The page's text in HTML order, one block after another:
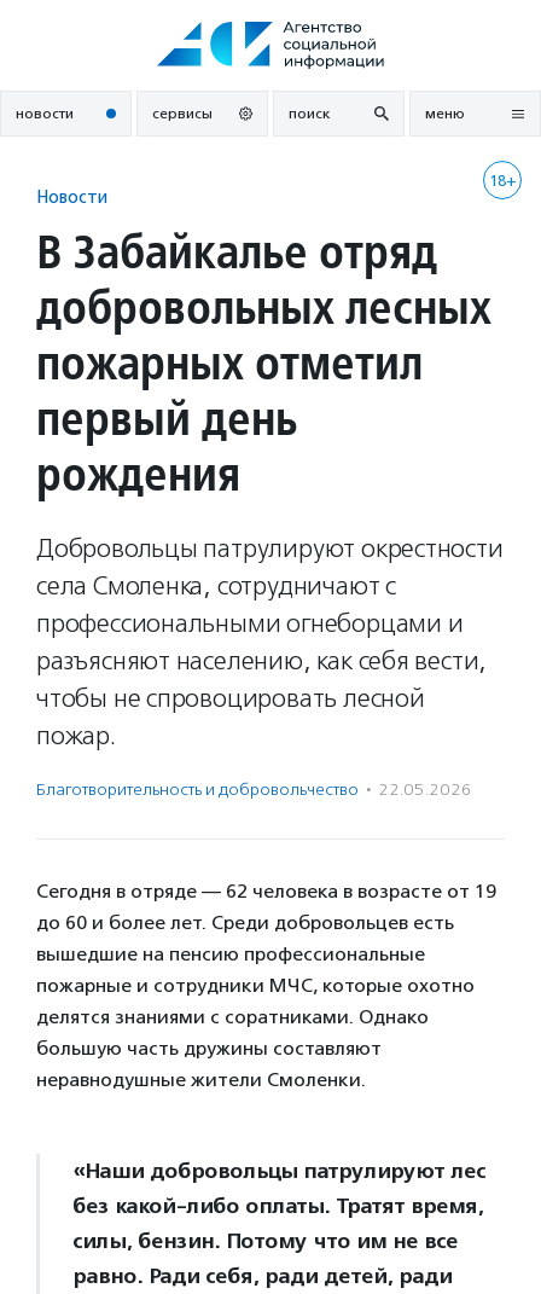
новости сервисы поиск меню
18+
Новости
В Забайкалье отряд
добровольных лесных
пожарных отметил
первый день
рождения
Добровольцы патрулируют окрестности
села Смоленка, сотрудничают с
профессиональными огнеборцами и
разъясняют населению, как себя вести,
чтобы не спровоцировать лесной
пожар.
Благотвори­тель­ность и доброволь­чест­во · 22.05.2026
Сегодня в отряде — 62 человека в возрасте от 19
до 60 и более лет. Среди добровольцев есть
вышедшие на пенсию профессиональные
пожарные и сотрудники МЧС, которые охотно
делятся знаниями с соратниками. Однако
большую часть дружины составляют
неравнодушные жители Смоленки.
«Наши добровольцы патрулируют лес
без какой-либо оплаты. Тратят время,
силы, бензин. Потому что им не все
равно. Ради себя, ради детей, ради